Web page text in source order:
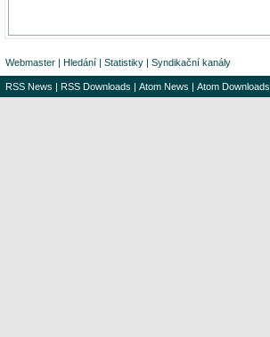
Webmaster | Hledání | Statistiky | Syndikační kanály
RSS News | RSS Downloads | Atom News | Atom Downloads